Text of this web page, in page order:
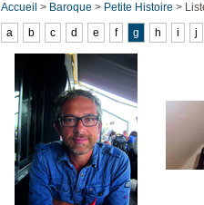
Accueil > Baroque > Petite Histoire >
a
b c d e f g h i j